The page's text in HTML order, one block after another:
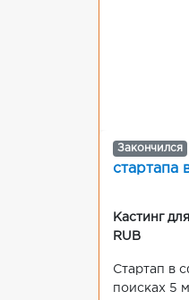
Закончился
стартапа
Кастинг
RUB
Стартап в
поисках 5